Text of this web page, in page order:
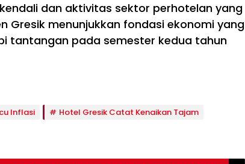
dan aktivitas sektor perhotelan yang
Gresik menunjukkan fondasi ekonomi yang
tantangan pada semester kedua tahun
Inflasi Hotel Gresik Catat Kenaikan Tajam